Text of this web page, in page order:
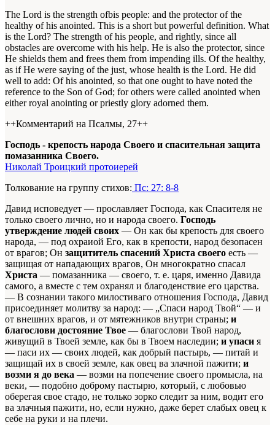
The Lord is the strength ofbis people: and the protector of the
healthy of his anointed. This is a short but powerful definition. What
is the Lord? The strength of his people, and rightly, since all
obstacles are overcome with his help. He is also the protector, since
He shields them and frees them from impending ills. Of the healthy,
as if He were saying of the just, whose health is the Lord. He did
well to add: Of his anointed, so that one ought to have noted the
reference to the Son of God; for others were called anointed when
either royal anointing or priestly glory adorned them.
++Комментарий на Псалмы, 27++
Господь - крепость народа Своего и спасительная защита
помазанника Своего.
Николай Троицкий протоиерей
Толкование на группу стихов: Пс: 27: 8-8
Давид исповедует — прославляет Господа, как Спасителя не
только своего лично, но и народа своего. Господь
утверждение людей своих — Он как бы крепость для своего
народа, — под охраиой Его, как в крепости, народ безопасен
от врагов; Он защититель спасений Христа своего есть —
защищая от нападающих врагов, Он многократно спасал
Христа — помазанника — своего, т. е. царя, именно Давида
самого, а вместе с тем охранял и благоденствие его царства.
— В сознании такого милостиваго отношения Господа, Давид
присоединяет молитву за народ: — „Спаси народ Твой“ — и
от внешних врагов, и от мятежников внутри страны; и
благослови достояние Твое — благослови Твой народ,
живущий в Твоей земле, как бы в Твоем наследии; и упаси я
— паси их — своих людей, как добрый пастырь, — питай и
защищай их в своей земле, как овец ва злачной пажити; и
возми я до века — возми на попечение своего промысла, на
веки, — подобно доброму пастырю, который, с любовью
оберегая свое стадо, не только зорко следит за ним, водит его
ва злачныя пажити, но, если нужно, даже берет слабых овец к
себе на руки и на плечи.